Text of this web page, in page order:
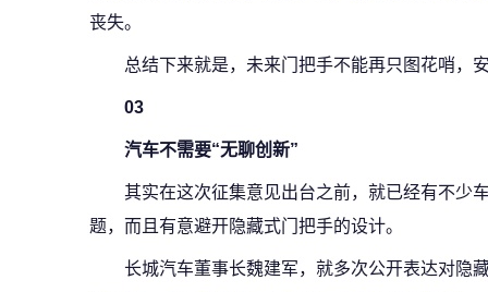
丧失。
总结下来就是，未来门把手不能再只图花哨，
03
汽车不需要“无聊创新”
其实在这次征集意见出台之前，就已经有不少
题，而且有意避开隐藏式门把手的设计。
长城汽车董事长魏建军，就多次公开表达对隐